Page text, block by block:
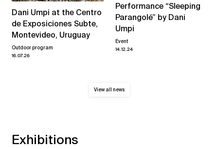
Dani Umpi at the Centro
de Exposiciones Subte,
Montevideo, Uruguay
Outdoor program
16.07.26
Performance “Sleeping
Parangolé” by Dani
Umpi
Event
14.12.24
View all news
Exhibitions